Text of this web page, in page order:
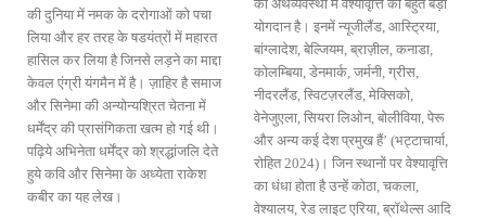
की दुनिया में नमक के दरोगाओं को पचा
लिया और हर तरह के षडयंत्रों में महारत
हासिल कर लिया है जिनसे लड़ने का माद्दा
केवल एंग्री यंगमैन में है। ज़ाहिर है समाज
और सिनेमा की अन्योन्यश्रित चेतना में
धर्मेंद्र की प्रासंगिकता खत्म हो गई थी।
पढ़िये अभिनेता धर्मेंद्र को श्रद्धांजलि देते
हुये कवि और सिनेमा के अध्येता राकेश
कबीर का यह लेख।
की अर्थव्यवस्था में वेश्यावृत्ति का बहुत बड़ा
योगदान है। इनमें न्यूजीलैंड, आस्ट्रिया,
बांग्लादेश, बेल्जियम, ब्राज़ील, कनाडा,
कोलम्बिया, डेनमार्क, जर्मनी, ग्रीस,
नीदरलैंड, स्विटज़रलैंड, मेक्सिको,
वेनेजुएला, सियरा लिओन, बोलीविया, पेरू
और अन्य कई देश प्रमुख हैं’ (भट्टाचार्या,
रोहित 2024)। जिन स्थानों पर वेश्यावृत्ति
का धंधा होता है उन्हें कोठा, चकला,
वेश्यालय, रेड लाइट एरिया, ब्रॉथेल्स आदि